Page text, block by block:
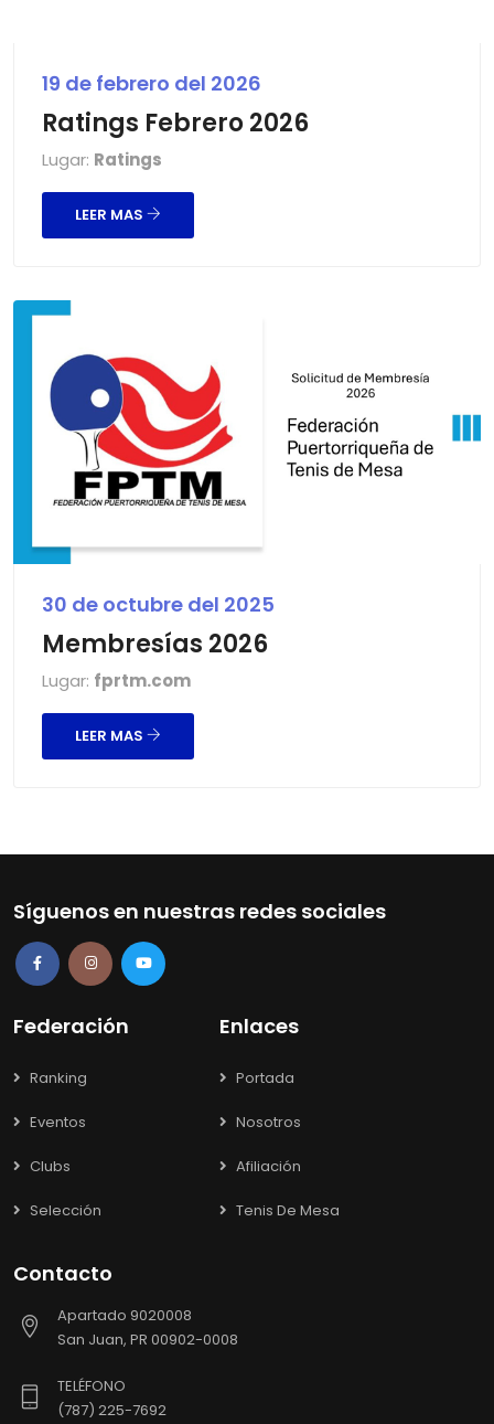
19 de febrero del 2026
Ratings Febrero 2026
Lugar: Ratings
LEER MAS
30 de octubre del 2025
Membresías 2026
Lugar: fprtm.com
LEER MAS
Síguenos en nuestras redes sociales
Federación
Ranking
Eventos
Clubs
Selección
Enlaces
Portada
Nosotros
Afiliación
Tenis De Mesa
Contacto
Apartado 9020008
San Juan, PR 00902-0008
TELÉFONO
(787) 225-7692